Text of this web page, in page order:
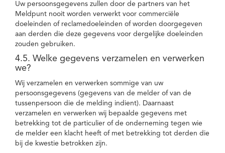
Uw persoonsgegevens zullen door de partners van het
Meldpunt nooit worden verwerkt voor commerciële
doeleinden of reclamedoeleinden of worden doorgegeven
aan derden die deze gegevens voor dergelijke doeleinden
zouden gebruiken.
4.5. Welke gegevens verzamelen en verwerken
we?
Wij verzamelen en verwerken sommige van uw
persoonsgegevens (gegevens van de melder of van de
tussenpersoon die de melding indient). Daarnaast
verzamelen en verwerken wij bepaalde gegevens met
betrekking tot de particulier of de onderneming tegen wie
de melder een klacht heeft of met betrekking tot derden die
bij de kwestie betrokken zijn.